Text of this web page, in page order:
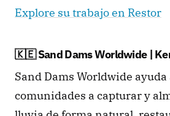
Explore su trabajo en Restor
🇰🇪 Sand Dams Worldwide |
Sand Dams Worldwide ayuda
comunidades a capturar y